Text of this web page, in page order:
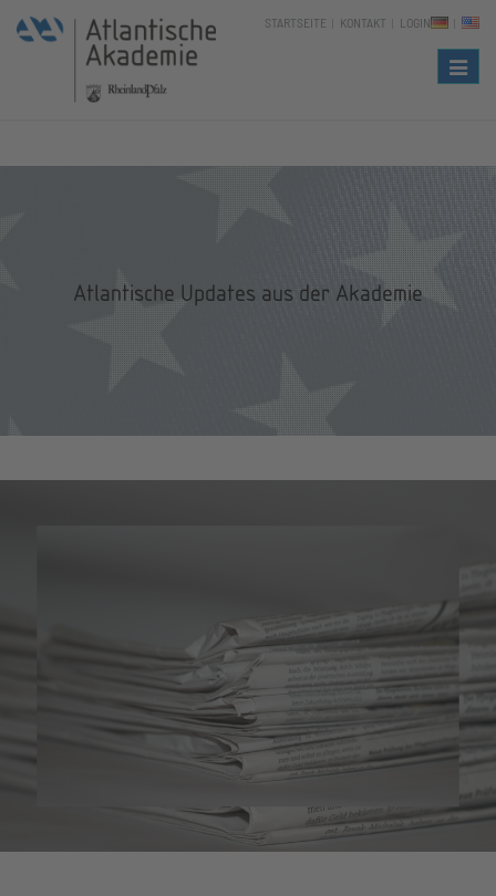
STARTSEITE KONTAKT LOGIN
Atlantische Updates aus der Akademie